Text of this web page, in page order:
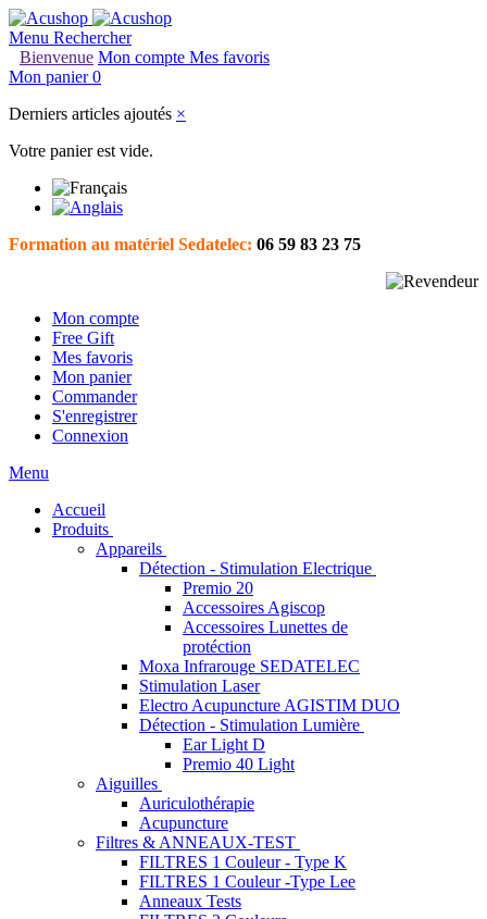
Menu Rechercher
Bienvenue Mon compte Mes favoris
Mon panier 0
Derniers articles ajoutés ×
Votre panier est vide.
Formation au matériel Sedatelec: 06 59 83 23 75
Mon compte
Free Gift
Mes favoris
Mon panier
Commander
S'enregistrer
Connexion
Menu
Accueil
Produits
Appareils
Détection - Stimulation Electrique
Premio 20
Accessoires Agiscop
Accessoires Lunettes de
protéction
Moxa Infrarouge SEDATELEC
Stimulation Laser
Electro Acupuncture AGISTIM DUO
Détection - Stimulation Lumière
Ear Light D
Premio 40 Light
Aiguilles
Auriculothérapie
Acupuncture
Filtres & ANNEAUX-TEST
FILTRES 1 Couleur - Type K
FILTRES 1 Couleur -Type Lee
Anneaux Tests